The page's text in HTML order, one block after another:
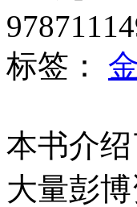
标签：
本书介
大量彭